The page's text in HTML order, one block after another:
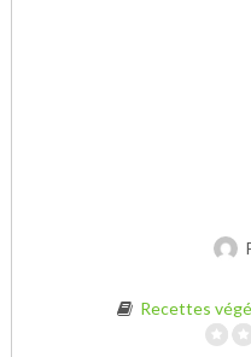
Recettes